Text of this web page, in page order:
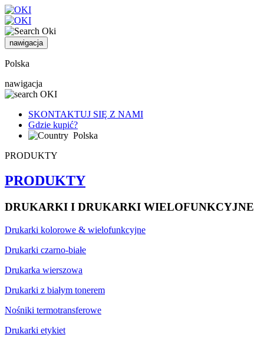
nawigacja
Polska
nawigacja
SKONTAKTUJ SIĘ Z NAMI
Gdzie kupić?
Polska
PRODUKTY
PRODUKTY
DRUKARKI I DRUKARKI WIELOFUNKCYJNE
Drukarki kolorowe & wielofunkcyjne
Drukarki czarno-białe
Drukarka wierszowa
Drukarki z białym tonerem
Nośniki termotransferowe
Drukarki etykiet